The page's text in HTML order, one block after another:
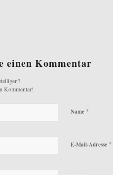
einen Kommentar
Kommentar!
Name *
E-Mail-Adresse *